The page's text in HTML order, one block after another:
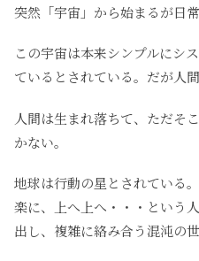
突然「宇宙」から始まるが日常
この宇宙は本来シンプルにシ
ているとされている。だが人
人間は生まれ落ちて、ただそ
かない。
地球は行動の星とされている
楽に、上へ上へ・・・という
出し、複雑に絡み合う混沌の